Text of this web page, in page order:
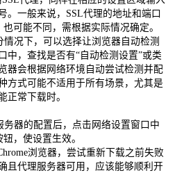
。一般来说，SSL代理的地址和端口
可能不同，需根据实际情况确定。
况下，可以选择让浏览器自动检测
中，查找是否有“自动检测设置”或类
器会根据网络环境自动尝试检测并配
方式可能不适用于所有场景，尤其是
正常下载时。
器的配置后，点击网络设置窗口中
钮，使设置生效。
浏览器，尝试重新下载之前失败
且代理服务器可用，应该能够顺利开